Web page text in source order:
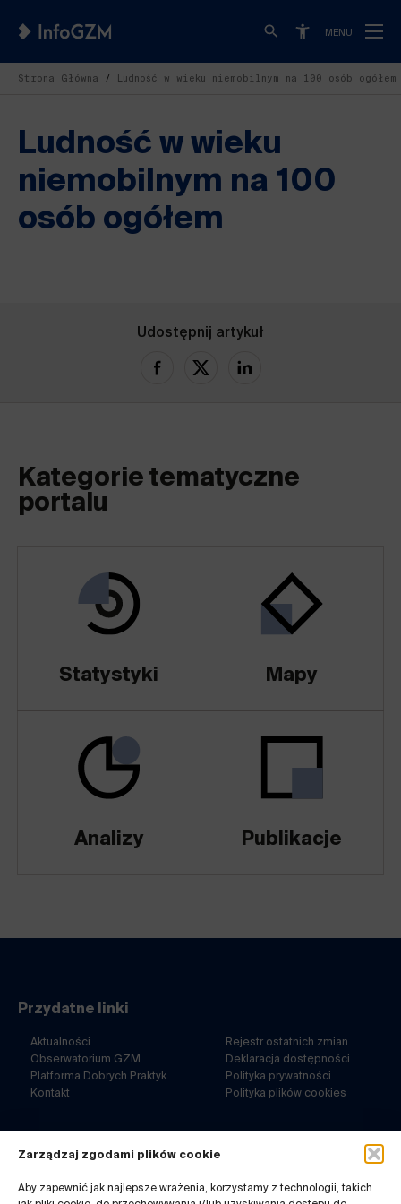
Zarządzaj zgodami plików cookie
Aby zapewnić jak najlepsze wrażenia, korzystamy z technologii, takich
MENU
Strona Główna Ludność w wieku niemobilnym na 100 osób ogółem
Ludność w wieku
niemobilnym na 100
osób ogółem
Udostępnij artykuł
Kategorie tematyczne
portalu
Statystyki Mapy
Analizy Publikacje
40-053 Katowice
Przydatne linki
Aktualności
Obserwatorium GZM
Platforma Dobrych Praktyk
Kontakt
Rejestr ostatnich zmian
Deklaracja dostępności
Polityka prywatności
Polityka plików cookies